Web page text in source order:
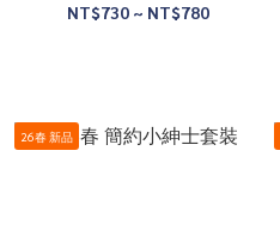
NT$730 ~ NT$780
26春 新品